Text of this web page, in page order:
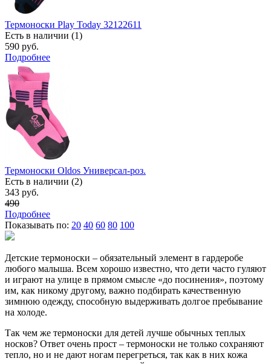
Термоноски Play Today 32122611
Есть в наличии (1)
590 руб.
Подробнее
Термоноски Oldos Универсал-роз.
Есть в наличии (2)
343 руб.
490
Подробнее
Показывать по: 20 40 60 80 100
Детские термоноски – обязательный элемент в гардеробе
любого малыша. Всем хорошо известно, что дети часто гуляют
и играют на улице в прямом смысле «до посинения», поэтому
им, как никому другому, важно подбирать качественную
зимнюю одежду, способную выдерживать долгое пребывание
на холоде.
Так чем же термоноски для детей лучше обычных теплых
носков? Ответ очень прост – термоноски не только сохраняют
тепло, но и не дают ногам перегреться, так как в них кожа